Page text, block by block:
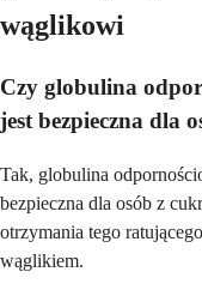
wąglikowi
Czy globulina
jest bezpieczna dla
Tak, globulina
bezpieczna dla osób z
otrzymania tego
wąglikiem.